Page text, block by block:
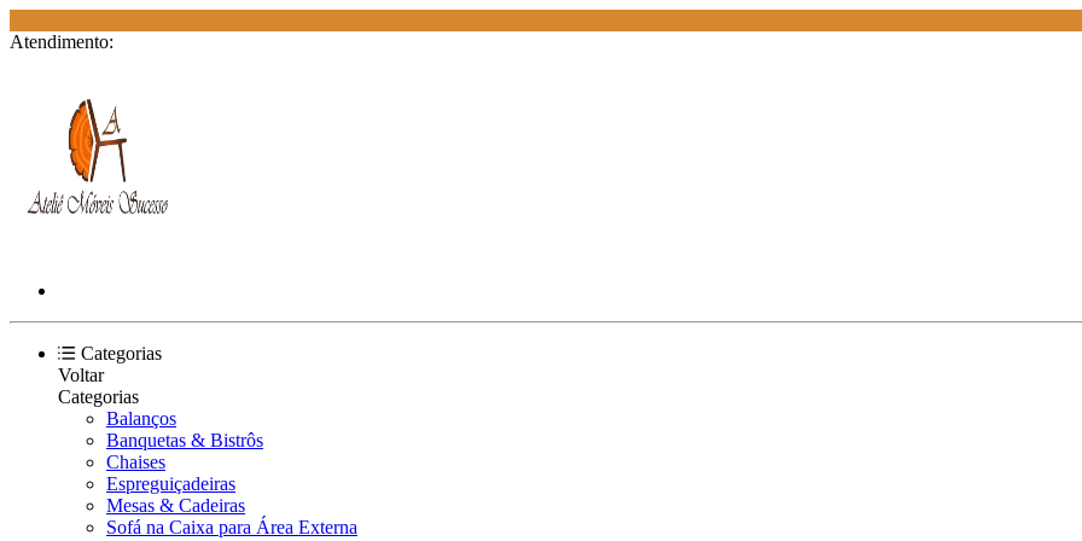
Atendimento:
Categorias
Voltar
Categorias
Balanços
Banquetas & Bistrôs
Chaises
Espreguiçadeiras
Mesas & Cadeiras
Sofá na Caixa para Área Externa